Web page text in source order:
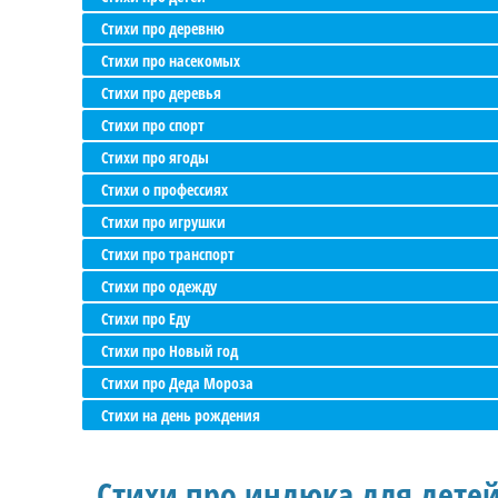
Стихи про деревню
Стихи про насекомых
Стихи про деревья
Стихи про спорт
Стихи про ягоды
Стихи о профессиях
Стихи про игрушки
Стихи про транспорт
Стихи про одежду
Стихи про Еду
Стихи про Новый год
Стихи про Деда Мороза
Стихи на день рождения